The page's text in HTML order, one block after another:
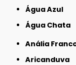
Água Azul
Água Chata
Anália
Aricanduva